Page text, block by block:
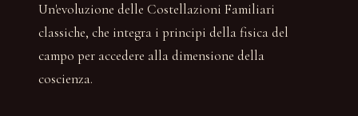
Un'evoluzione delle Costellazioni Familiari
classiche, che integra i principi della fisica del
campo per accedere alla dimensione della
coscienza.